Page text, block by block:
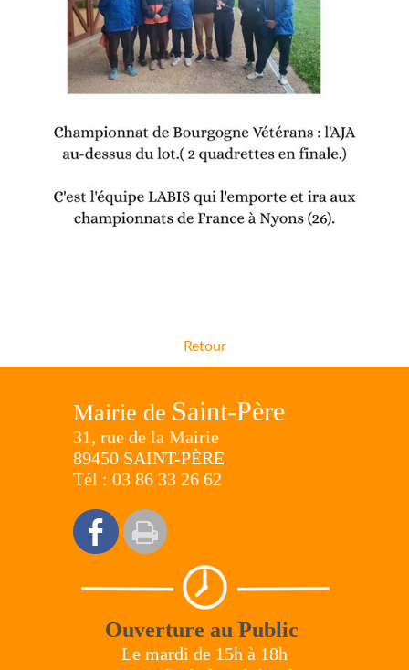
Retour
Mairie de Saint-Père
31, rue de la Mairie
89450 SAINT-PÈRE
Tél : 03 86 33 26 62
Ouverture au Public
Le mardi de 15h à 18h